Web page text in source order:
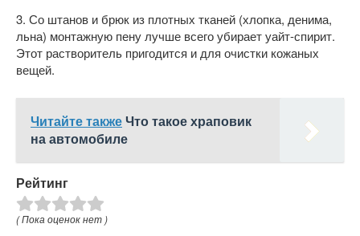
3. Со штанов и брюк из плотных тканей (хлопка, денима,
льна) монтажную пену лучше всего убирает уайт-спирит.
Этот растворитель пригодится и для очистки кожаных
вещей.
Читайте такжеЧто такое храповик
на автомобиле
Рейтинг
( Пока оценок нет )